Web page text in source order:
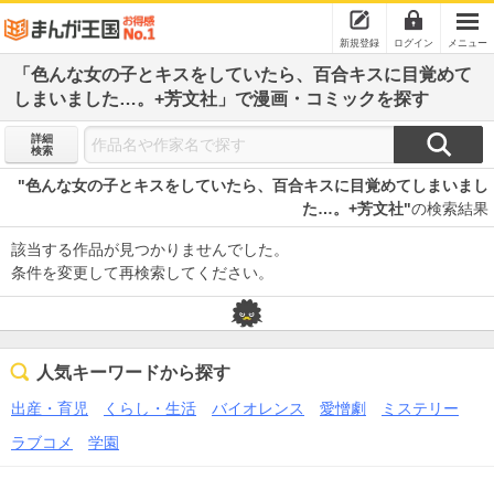
新規登録 ログイン メニュー
「色んな女の子とキスをしていたら、百合キスに目覚めて
しまいました…。+芳文社」で漫画・コミックを探す
詳細
検索
"色んな女の子とキスをしていたら、百合キスに目覚めてしまいまし
た…。+芳文社"の検索結果
該当する作品が見つかりませんでした。
条件を変更して再検索してください。
人気キーワードから探す
出産・育児 くらし・生活 バイオレンス 愛憎劇
ミステリー
ラブコメ
学園